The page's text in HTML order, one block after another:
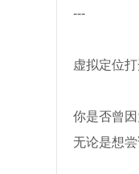
---
虚拟定位
你是否曾
无论是想